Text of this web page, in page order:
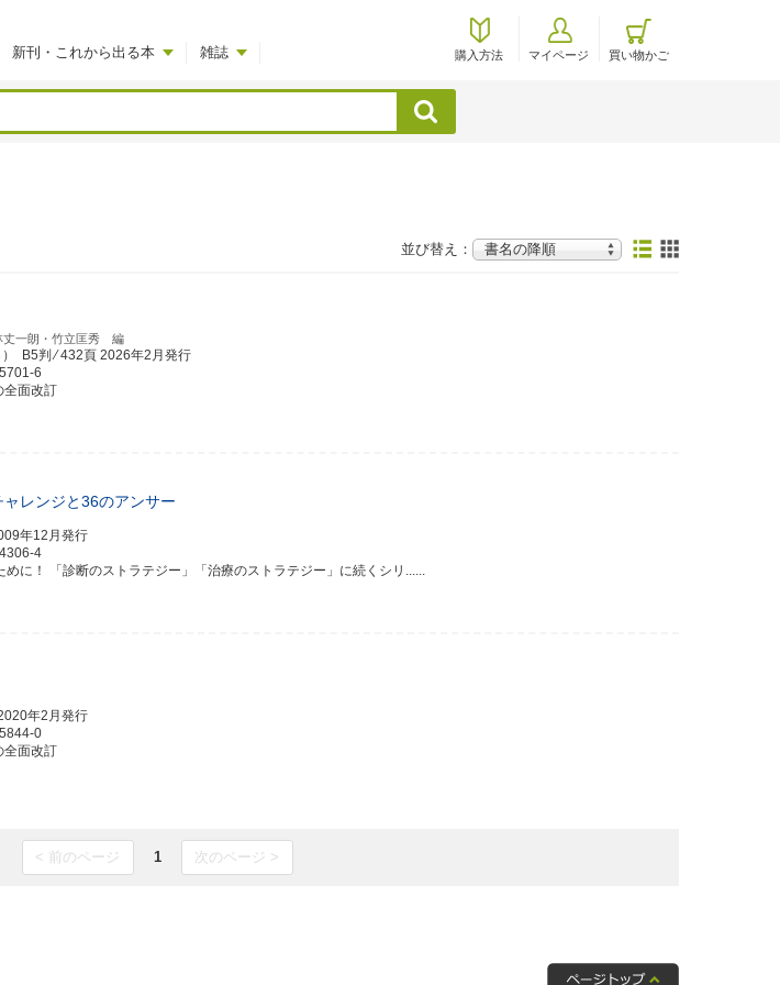
新刊・これから出る本 雑誌 購入方法 マイページ 買い物かご
検索
並び替え：
丈一朗・竹立匡秀 編
B5判 ⁄ 432頁 2026年2月発行
6
全面改訂
ャレンジと36のアンサー
年12月発行
4
に！ 「診断のストラテジー」「治療のストラテジー」に続くシリ......
年2月発行
0
全面改訂
< 前のページ 1 次のページ >